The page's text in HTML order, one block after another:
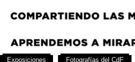
Exposiciones Fotografías del CdF